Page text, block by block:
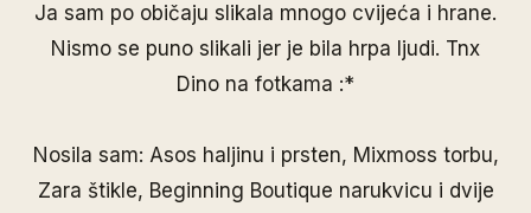
Ja sam po običaju slikala mnogo cvijeća i hrane.
Nismo se puno slikali jer je bila hrpa ljudi. Tnx
Dino na fotkama :*
Nosila sam: Asos haljinu i prsten, Mixmoss torbu,
Zara štikle, Beginning Boutique narukvicu i dvije